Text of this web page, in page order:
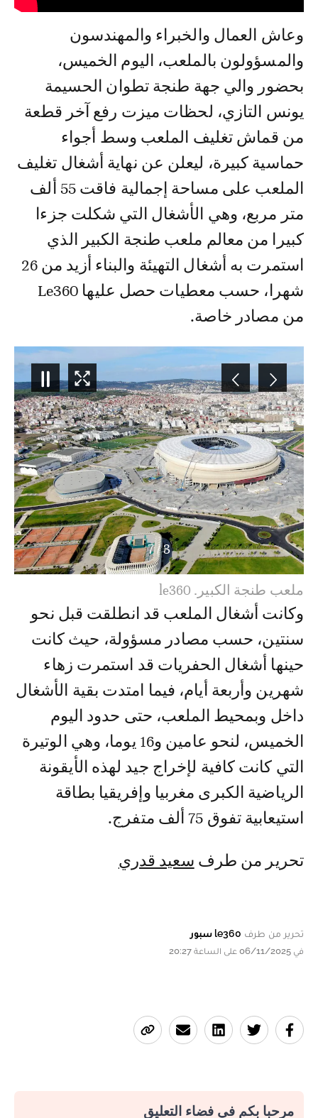
وعاش العمال والخبراء والمهندسون
والمسؤولون بالملعب، اليوم الخميس،
بحضور والي جهة طنجة تطوان الحسيمة
يونس التازي، لحظات ميزت رفع آخر قطعة
من قماش تغليف الملعب وسط أجواء
حماسية كبيرة، ليعلن عن نهاية أشغال تغليف
الملعب على مساحة إجمالية فاقت 55 ألف
متر مربع، وهي الأشغال التي شكلت جزءا
كبيرا من معالم ملعب طنجة الكبير الذي
استمرت به أشغال التهيئة والبناء أزيد من 26
شهرا، حسب معطيات حصل عليها Le360
من مصادر خاصة.
3
/
7
ملعب طنجة الكبير. le360
وكانت أشغال الملعب قد انطلقت قبل نحو
سنتين، حسب مصادر مسؤولة، حيث كانت
حينها أشغال الحفريات قد استمرت زهاء
شهرين وأربعة أيام، فيما امتدت بقية الأشغال
داخل وبمحيط الملعب، حتى حدود اليوم
الخميس، لنحو عامين و16 يوما، وهي الوتيرة
التي كانت كافية لإخراج جيد لهذه الأيقونة
الرياضية الكبرى مغربيا وإفريقيا بطاقة
استيعابية تفوق 75 ألف متفرج.
تحرير من طرف سعيد قدري
تحرير من طرف le360 سبور
في 06/11/2025 على الساعة 20:27
مرحبا بكم في فضاء التعليق